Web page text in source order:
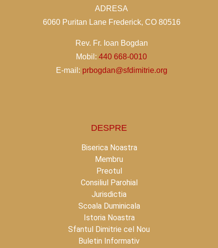
ADRESA
6060 Puritan Lane Frederick, CO 80516
Rev. Fr. Ioan Bogdan
Mobil: 440 668-0010
E-mail: prbogdan@sfdimitrie.org
DESPRE
Biserica Noastra
Membru
Preotul
Consiliul Parohial
Jurisdictia
Scoala Duminicala
Istoria Noastra
Sfantul Dimitrie cel Nou
Buletin Informativ